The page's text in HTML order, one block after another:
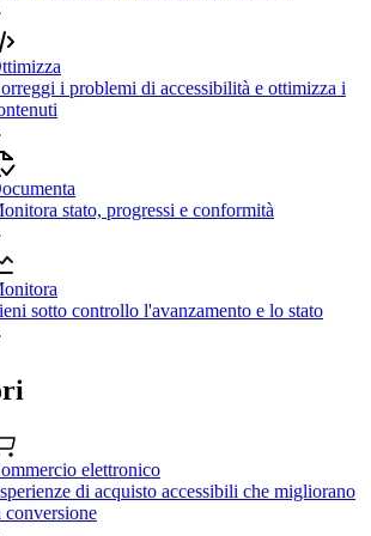
i problemi di accessibilità e ottimizza i
stato, progressi e conformità
sotto controllo l'avanzamento e lo stato
elettronico
di acquisto accessibili che migliorano
conversione